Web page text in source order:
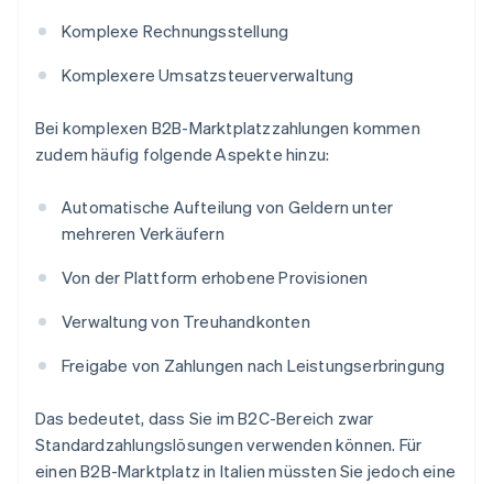
Komplexe Rechnungsstellung
Komplexere Umsatzsteuerverwaltung
Bei komplexen B2B-Marktplatzzahlungen kommen
zudem häufig folgende Aspekte hinzu:
Automatische Aufteilung von Geldern unter
mehreren Verkäufern
Von der Plattform erhobene Provisionen
Verwaltung von Treuhandkonten
Freigabe von Zahlungen nach Leistungserbringung
Das bedeutet, dass Sie im B2C-Bereich zwar
Standardzahlungslösungen verwenden können. Für
einen B2B-Marktplatz in Italien müssten Sie jedoch eine